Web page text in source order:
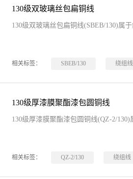
130级双玻璃丝包扁铜线
130级双玻璃丝包扁铜线(SBEB/130)属
相关标签： SBEB/130 绕组线
130级厚漆膜聚酯漆包圆铜线
130级厚漆膜聚酯漆包圆铜线(QZ-2/
相关标签： QZ-2/130 绕组线